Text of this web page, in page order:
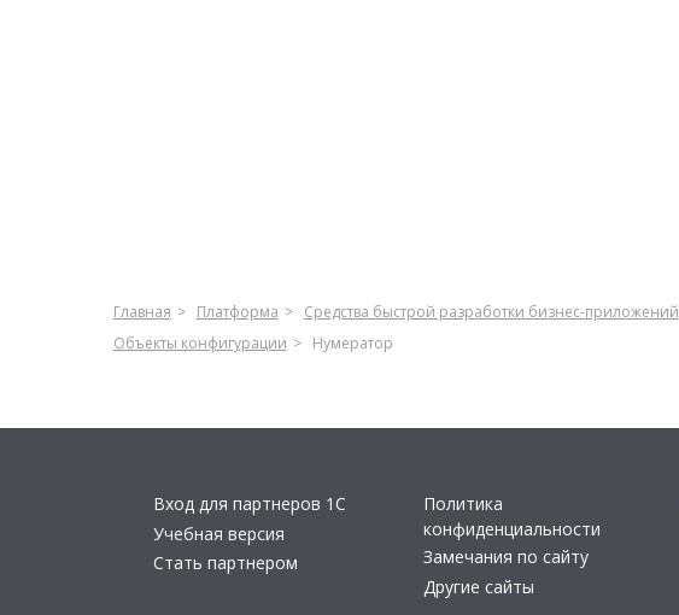
Главная Платформа Средства быстрой разработки бизнес-приложений
Объекты конфигурации
Нумератор
Вход для партнеров 1С
Учебная версия
Стать партнером
Политика
конфиденциальности
Замечания по сайту
Другие сайты